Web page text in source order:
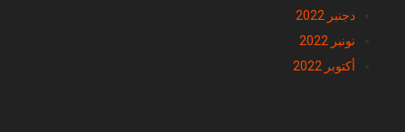
دجنبر 2022
نونبر 2022
أكتوبر 2022